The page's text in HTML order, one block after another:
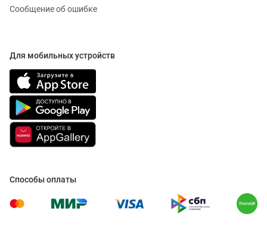
Сообщение об ошибке
Для мобильных устройств
Способы оплаты